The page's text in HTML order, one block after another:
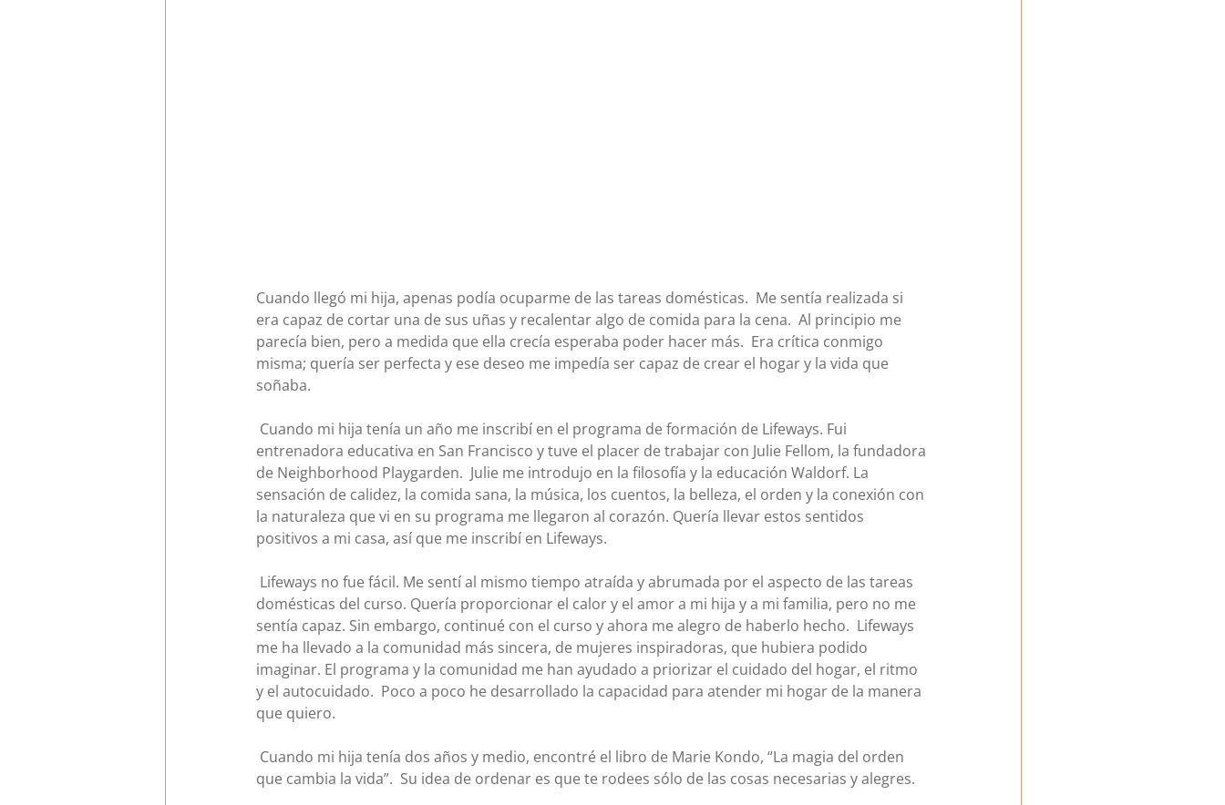
Cuando llegó mi hija, apenas podía ocuparme de las tareas domésticas.  Me sentía realizada si
era capaz de cortar una de sus uñas y recalentar algo de comida para la cena.  Al principio me
parecía bien, pero a medida que ella crecía esperaba poder hacer más.  Era crítica conmigo
misma; quería ser perfecta y ese deseo me impedía ser capaz de crear el hogar y la vida que
soñaba.
Cuando mi hija tenía un año me inscribí en el programa de formación de Lifeways. Fui
entrenadora educativa en San Francisco y tuve el placer de trabajar con Julie Fellom, la fundadora
de Neighborhood Playgarden.  Julie me introdujo en la filosofía y la educación Waldorf. La
sensación de calidez, la comida sana, la música, los cuentos, la belleza, el orden y la conexión con
la naturaleza que vi en su programa me llegaron al corazón. Quería llevar estos sentidos
positivos a mi casa, así que me inscribí en Lifeways.
Lifeways no fue fácil. Me sentí al mismo tiempo atraída y abrumada por el aspecto de las tareas
domésticas del curso. Quería proporcionar el calor y el amor a mi hija y a mi familia, pero no me
sentía capaz. Sin embargo, continué con el curso y ahora me alegro de haberlo hecho.  Lifeways
me ha llevado a la comunidad más sincera, de mujeres inspiradoras, que hubiera podido
imaginar. El programa y la comunidad me han ayudado a priorizar el cuidado del hogar, el ritmo
y el autocuidado.  Poco a poco he desarrollado la capacidad para atender mi hogar de la manera
que quiero.
Cuando mi hija tenía dos años y medio, encontré el libro de Marie Kondo, “La magia del orden
que cambia la vida”.  Su idea de ordenar es que te rodees sólo de las cosas necesarias y alegres.